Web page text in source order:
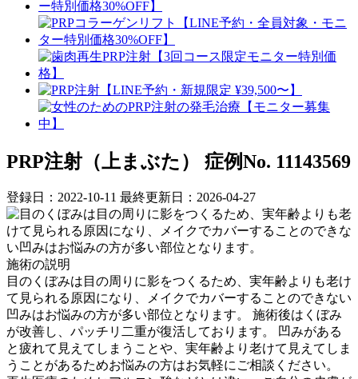
PRP注射（上まぶた） 症例No. 11143569
登録日：2022-10-11 最終更新日：2026-04-27
施術の説明
目のくぼみは目の周りに影をつくるため、実年齢よりも老け
て見られる原因になり、メイクでカバーすることのできない
凹みはお悩みの方が多い部位となります。 ⁡施術後はくぼみ
が改善し、パッチリ二重が復活しております。 凹みがある
と疲れて見えてしまうことや、実年齢より老けて見えてしま
うことがあるためお悩みの方はお気軽にご相談ください。 ⁡